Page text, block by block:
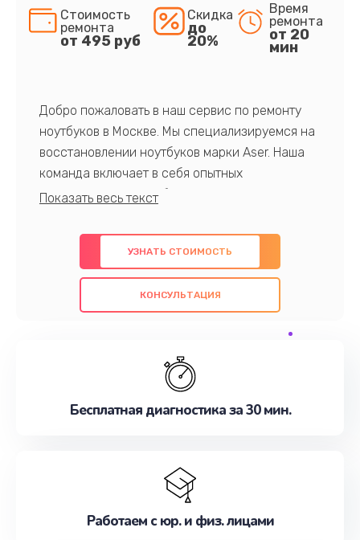
Стоимость
ремонта
от 495 руб
Скидка
до
20%
Время
ремонта
от 20
мин
Добро пожаловать в наш сервис по ремонту
ноутбуков в Москве. Мы специализируемся на
восстановлении ноутбуков марки Aser. Наша
команда включает в себя опытных
профессионалов с обширными знаниями и
предлагаем быстрый и качественный ремонт с
использованием оригинальных компонентов, а
также гарантируем качество всех
проведенных работ. Наша цель - предоставить
обслуживание, удовлетворяя их потребности
наилучшим образом. Не медлите записаться на
УЗНАТЬ СТОИМОСТЬ
КОНСУЛЬТАЦИЯ
Бесплатная диагностика за 30 мин.
Работаем с юр. и физ. лицами